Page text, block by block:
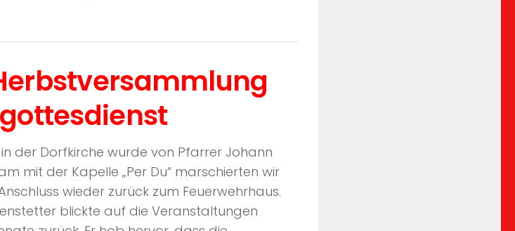
der Dorfkirche wurde von Pfarrer Johann
mit der Kapelle „Per Du“ marschierten wir
wieder zurück zum Feuerwehrhaus.
blickte auf die Veranstaltungen